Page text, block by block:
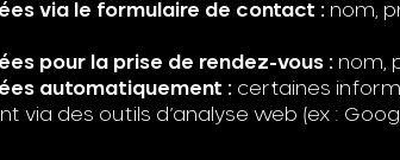
via le formulaire de contact : nom,
pour la prise de rendez-vous : nom,
automatiquement : certaines
via des outils d’analyse web (ex :